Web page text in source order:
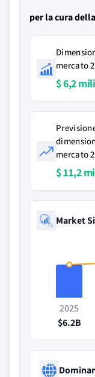
per la cura
mercato
$ 6,2
mercato
$ 11,2
Market
2025
$6.2B